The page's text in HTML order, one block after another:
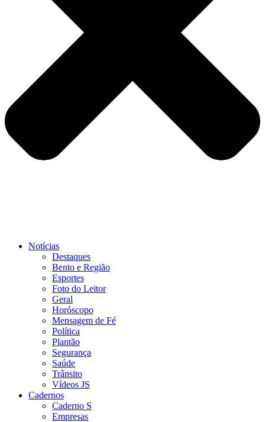
Notícias
Destaques
Bento e Região
Esportes
Foto do Leitor
Geral
Horóscopo
Mensagem de Fé
Política
Plantão
Segurança
Saúde
Trânsito
Vídeos JS
Cadernos
Caderno S
Empresas